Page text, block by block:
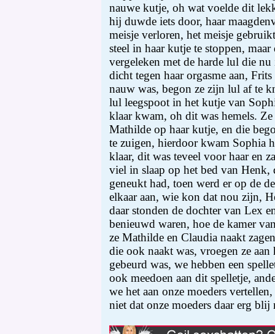
nauwe kutje, oh wat voelde dit
hij duwde iets door, haar
meisje verloren, het meisje
steel in haar kutje te stoppen,
vergeleken met de harde lul die nu
dicht tegen haar orgasme aan,
nauw was, begon ze zijn lul af te
lul leegspoot in het kutje van
klaar kwam, oh dit was hemels.
Mathilde op haar kutje, en die
te zuigen, hierdoor kwam Sophia
klaar, dit was teveel voor haar en
viel in slaap op het bed van
geneukt had, toen werd er op de
elkaar aan, wie kon dat nou zijn,
daar stonden de dochter van Lex
benieuwd waren, hoe de kamer
ze Mathilde en Claudia naakt
die ook naakt was, vroegen ze
gebeurd was, we hebben een
ook meedoen aan dit spelletje,
we het aan onze moeders
niet dat onze moeders daar erg blij